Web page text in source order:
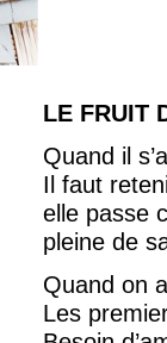
LE FRUIT
Quand il
Il faut
elle passe
pleine de
Quand on
Les